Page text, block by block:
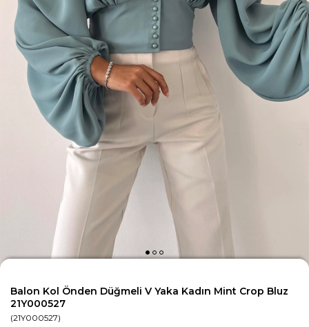
Balon Kol Önden Düğmeli V Yaka Kadın Mint Crop Bluz
21Y000527
(21Y000527)